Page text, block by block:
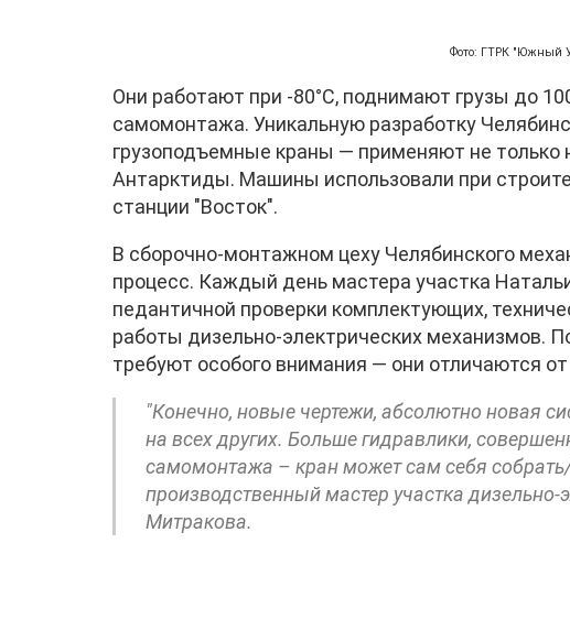
Фото: ГТРК "Южный
Они работают при -80°С, поднимают грузы до
самомонтажа. Уникальную разработку
грузоподъемные краны — применяют не
Антарктиды. Машины использовали при
станции "Восток".
В сборочно-монтажном цеху Челябинского
процесс. Каждый день мастера участка
педантичной проверки комплектующих,
работы дизельно-электрических механизмов.
требуют особого внимания — они отличаются
"Конечно, новые чертежи, абсолютно новая
на всех других. Больше гидравлики,
самомонтажа – кран может сам себя
производственный мастер участка дизельно-
Митракова.